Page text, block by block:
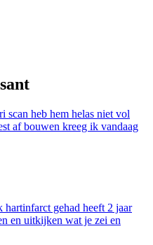
scan heb hem helas niet vol
af bouwen kreeg ik vandaag
gehad heeft 2 jaar
en uitkijken wat je zei en